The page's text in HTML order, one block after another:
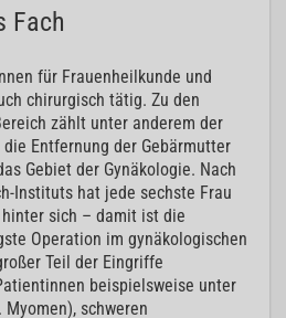
Fach
für Frauenheilkunde und
chirurgisch tätig. Zu den
zählt unter anderem der
Entfernung der Gebärmutter
Gebiet der Gynäkologie. Nach
Instituts hat jede sechste Frau
sich – damit ist die
Operation im gynäkologischen
Teil der Eingriffe
beispielsweise unter
schweren